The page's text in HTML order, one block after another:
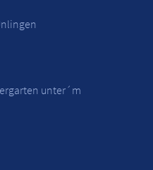
unter´m